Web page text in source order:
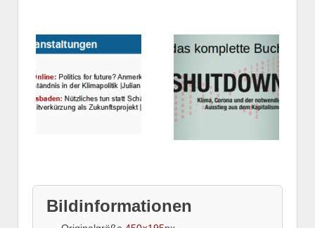
Bildinformationen